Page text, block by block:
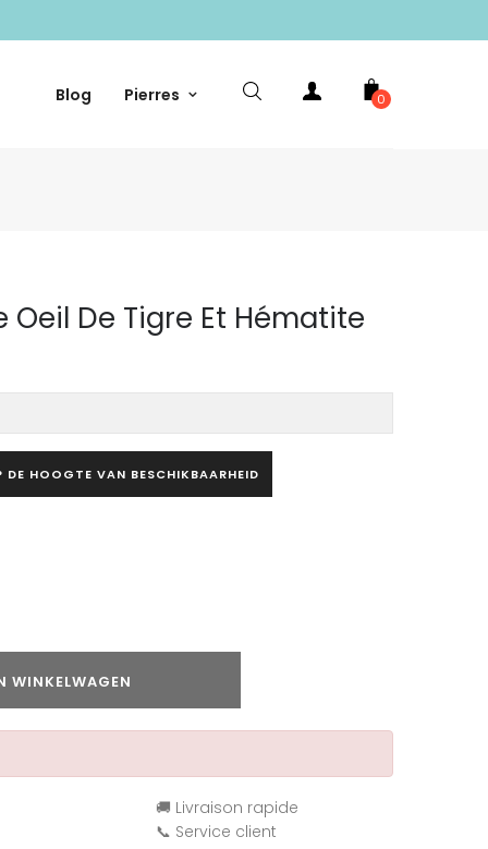
Blog Pierres 0
De Tigre Et Hématite
HOOGTE VAN BESCHIKBAARHEID
WINKELWAGEN
🚚 Livraison rapide
📞 Service client